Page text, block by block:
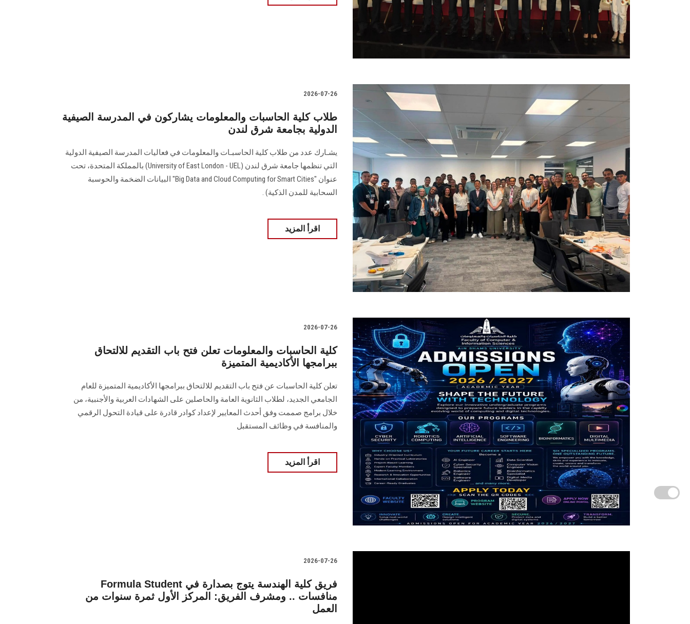
2026-07-26
طلاب كلية الحاسبات والمعلومات يشاركون في المدرسة الصيفية
الدولية بجامعة شرق لندن
يشـارك عدد من طلاب كلية الحاسبـات والمعلومات في فعاليات المدرسة الصيفية الدولية
التي تنظمها جامعة شرق لندن (University of East London - UEL) بالمملكة المتحدة، تحت
عنوان "Big Data and Cloud Computing for Smart Cities" البيانات الضخمة والحوسبة
السحابية للمدن الذكية) .
اقرأ المزيد
2026-07-26
كلية الحاسبات والمعلومات تعلن فتح باب التقديم للالتحاق
ببرامجها الأكاديمية المتميزة
تعلن كلية الحاسبات عن فتح باب التقديم للالتحاق ببرامجها الأكاديمية المتميزة للعام
الجامعي الجديد، لطلاب الثانوية العامة والحاصلين على الشهادات العربية والأجنبية، من
خلال برامج صممت وفق أحدث المعايير لإعداد كوادر قادرة على قيادة التحول الرقمي
والمنافسة في وظائف المستقبل
اقرأ المزيد
2026-07-26
Formula Student فريق كلية الهندسة يتوج بصدارة في
منافسات .. ومشرف الفريق: المركز الأول ثمرة سنوات من
العمل